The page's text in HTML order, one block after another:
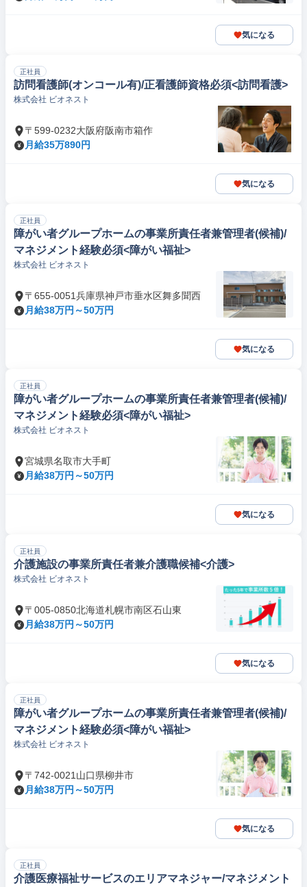
気になる
正社員
訪問看護師(オンコール有)/正看護師資格必須<訪問看護>
株式会社 ビオネスト
〒599-0232大阪府阪南市箱作
月給35万890円
気になる
正社員
障がい者グループホームの事業所責任者兼管理者(候補)/
マネジメント経験必須<障がい福祉>
株式会社 ビオネスト
〒655-0051兵庫県神戸市垂水区舞多聞西
月給38万円～50万円
気になる
正社員
障がい者グループホームの事業所責任者兼管理者(候補)/
マネジメント経験必須<障がい福祉>
株式会社 ビオネスト
宮城県名取市大手町
月給38万円～50万円
気になる
正社員
介護施設の事業所責任者兼介護職候補<介護>
株式会社 ビオネスト
〒005-0850北海道札幌市南区石山東
月給38万円～50万円
気になる
正社員
障がい者グループホームの事業所責任者兼管理者(候補)/
マネジメント経験必須<障がい福祉>
株式会社 ビオネスト
〒742-0021山口県柳井市
月給38万円～50万円
気になる
正社員
介護医療福祉サービスのエリアマネジャー/マネジメント